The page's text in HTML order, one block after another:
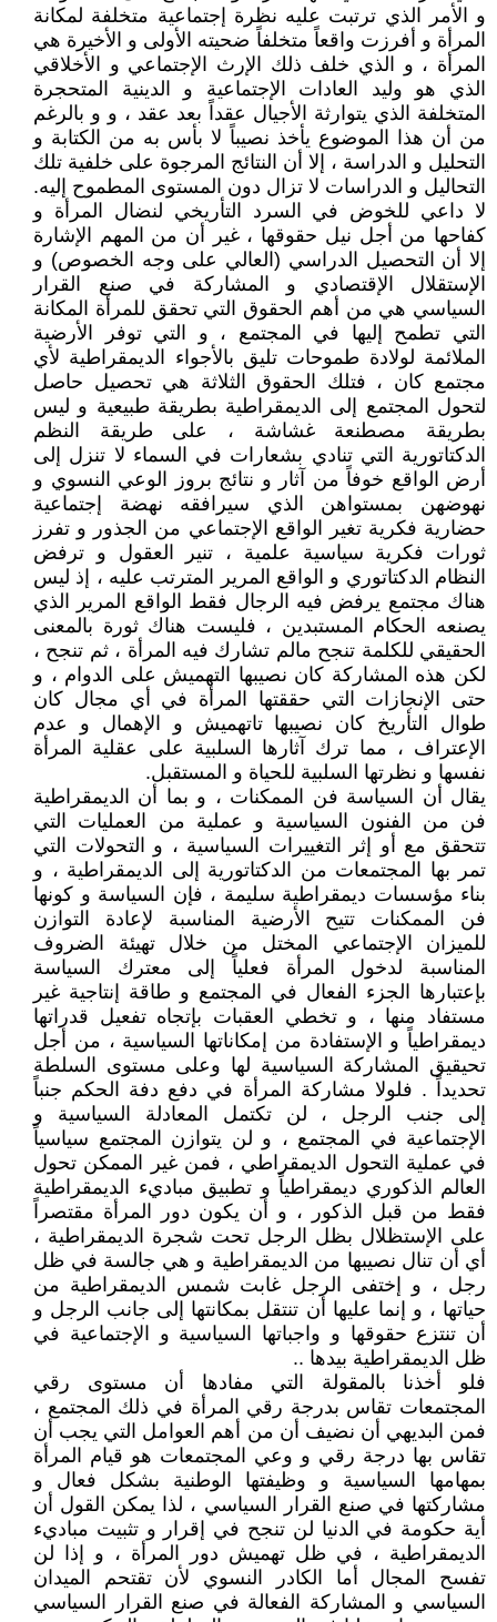
و الأمر الذي ترتبت عليه نظرة إجتماعية متخلفة لمكانة
المرأة و أفرزت واقعاً متخلفاً ضحيته الأولى و الأخيرة هي
المرأة ، و الذي خلف ذلك الإرث الإجتماعي و الأخلاقي
الذي هو وليد العادات الإجتماعية و الدينية المتحجرة
المتخلفة الذي يتوارثة الأجيال عقداً بعد عقد ، و و بالرغم
من أن هذا الموضوع يأخذ نصيباً لا بأس به من الكتابة و
التحليل و الدراسة ، إلا أن النتائج المرجوة على خلفية تلك
التحاليل و الدراسات لا تزال دون المستوى المطموح إليه.
لا داعي للخوض في السرد التأريخي لنضال المرأة و
كفاحها من أجل نيل حقوقها ، غير أن من المهم الإشارة
إلا أن التحصيل الدراسي (العالي على وجه الخصوص) و
الإستقلال الإقتصادي و المشاركة في صنع القرار
السياسي هي من أهم الحقوق التي تحقق للمرأة المكانة
التي تطمح إليها في المجتمع ، و التي توفر الأرضية
الملائمة لولادة طموحات تليق بالأجواء الديمقراطية لأي
مجتمع كان ، فتلك الحقوق الثلاثة هي تحصيل حاصل
لتحول المجتمع إلى الديمقراطية بطريقة طبيعية و ليس
بطريقة مصطنعة غشاشة ، على طريقة النظم
الدكتاتورية التي تنادي بشعارات في السماء لا تنزل إلى
أرض الواقع خوفاً من آثار و نتائج بروز الوعي النسوي و
نهوضهن بمستواهن الذي سيرافقه نهضة إجتماعية
حضارية فكرية تغير الواقع الإجتماعي من الجذور و تفرز
ثورات فكرية سياسية علمية ، تنير العقول و ترفض
النظام الدكتاتوري و الواقع المرير المترتب عليه ، إذ ليس
هناك مجتمع يرفض فيه الرجال فقط الواقع المرير الذي
يصنعه الحكام المستبدين ، فليست هناك ثورة بالمعنى
الحقيقي للكلمة تنجح مالم تشارك فيه المرأة ، ثم تنجح ،
لكن هذه المشاركة كان نصيبها التهميش على الدوام ، و
حتى الإنجازات التي حققتها المرأة في أي مجال كان
طوال التأريخ كان نصيبها تاتهميش و الإهمال و عدم
الإعتراف ، مما ترك آثارها السلبية على عقلية المرأة
نفسها و نظرتها السلبية للحياة و المستقبل.
يقال أن السياسة فن الممكنات ، و بما أن الديمقراطية
فن من الفنون السياسية و عملية من العمليات التي
تتحقق مع أو إثر التغييرات السياسية ، و التحولات التي
تمر بها المجتمعات من الدكتاتورية إلى الديمقراطية ، و
بناء مؤسسات ديمقراطية سليمة ، فإن السياسة و كونها
فن الممكنات تتيح الأرضية المناسبة لإعادة التوازن
للميزان الإجتماعي المختل من خلال تهيئة الضروف
المناسبة لدخول المرأة فعلياً إلى معترك السياسة
بإعتبارها الجزء الفعال في المجتمع و طاقة إنتاجية غير
مستفاد منها ، و تخطي العقبات بإتجاه تفعيل قدراتها
ديمقراطياً و الإستفادة من إمكاناتها السياسية ، من أجل
تحيقيق المشاركة السياسية لها وعلى مستوى السلطة
تحديداً . فلولا مشاركة المرأة في دفع دفة الحكم جنباً
إلى جنب الرجل ، لن تكتمل المعادلة السياسية و
الإجتماعية في المجتمع ، و لن يتوازن المجتمع سياسياً
في عملية التحول الديمقراطي ، فمن غير الممكن تحول
العالم الذكوري ديمقراطياً و تطبيق مباديء الديمقراطية
فقط من قبل الذكور ، و أن يكون دور المرأة مقتصراً
على الإستظلال بظل الرجل تحت شجرة الديمقراطية ،
أي أن تنال نصيبها من الديمقراطية و هي جالسة في ظل
رجل ، و إختفى الرجل غابت شمس الديمقراطية من
حياتها ، و إنما عليها أن تنتقل بمكانتها إلى جانب الرجل و
أن تنتزع حقوقها و واجباتها السياسية و الإجتماعية في
ظل الديمقراطية بيدها ..
فلو أخذنا بالمقولة التي مفادها أن مستوى رقي
المجتمعات تقاس بدرجة رقي المرأة في ذلك المجتمع ،
فمن البديهي أن نضيف أن من أهم العوامل التي يجب أن
تقاس بها درجة رقي و وعي المجتمعات هو قيام المرأة
بمهامها السياسية و وظيفتها الوطنية بشكل فعال و
مشاركتها في صنع القرار السياسي ، لذا يمكن القول أن
أية حكومة في الدنيا لن تنجح في إقرار و تثبيت مباديء
الديمقراطية ، في ظل تهميش دور المرأة ، و إذا لن
تفسح المجال أما الكادر النسوي لأن تقتحم الميدان
السياسي و المشاركة الفعالة في صنع القرار السياسي